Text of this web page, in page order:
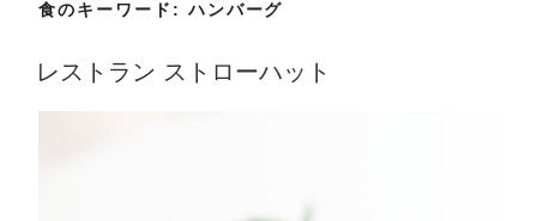
食のキーワード:ハンバーグ
レストラン ストローハット